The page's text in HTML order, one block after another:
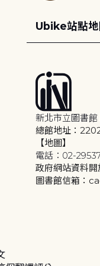
Ubike站點地
新北市立圖書館
總館地址：
【地圖】
電話：02-
政府網站資料開
圖書館信箱：